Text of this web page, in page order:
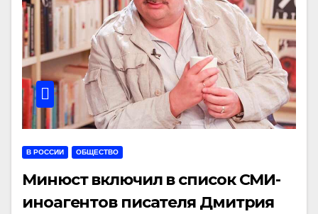
В РОССИИ ОБЩЕСТВО
Минюст включил в список СМИ-
иноагентов писателя Дмитрия